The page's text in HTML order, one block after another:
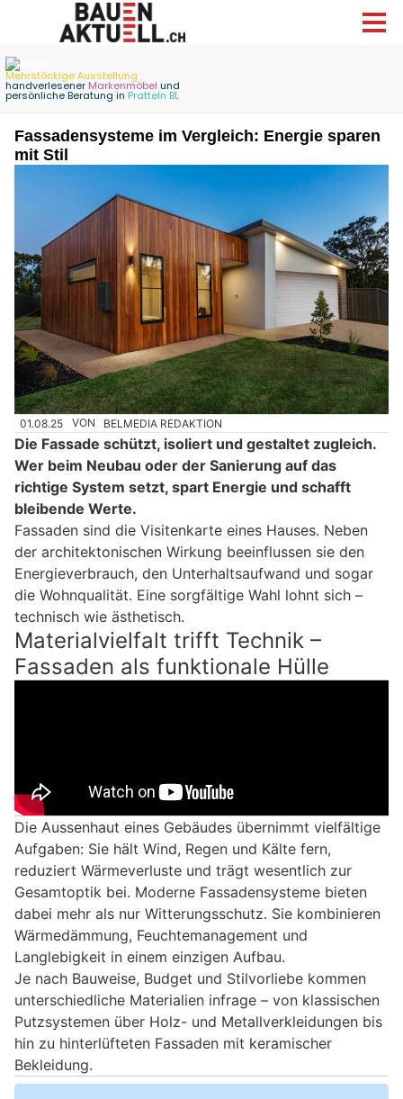
Fassadensysteme im Vergleich: Energie sparen
mit Stil
01.08.25 VON BELMEDIA REDAKTION
Die Fassade schützt, isoliert und gestaltet zugleich.
Wer beim Neubau oder der Sanierung auf das
richtige System setzt, spart Energie und schafft
bleibende Werte.
Fassaden sind die Visitenkarte eines Hauses. Neben
der architektonischen Wirkung beeinflussen sie den
Energieverbrauch, den Unterhaltsaufwand und sogar
die Wohnqualität. Eine sorgfältige Wahl lohnt sich –
technisch wie ästhetisch.
Materialvielfalt trifft Technik –
Fassaden als funktionale Hülle
Die Aussenhaut eines Gebäudes übernimmt vielfältige
Aufgaben: Sie hält Wind, Regen und Kälte fern,
reduziert Wärmeverluste und trägt wesentlich zur
Gesamtoptik bei. Moderne Fassadensysteme bieten
dabei mehr als nur Witterungsschutz. Sie kombinieren
Wärmedämmung, Feuchtemanagement und
Langlebigkeit in einem einzigen Aufbau.
Je nach Bauweise, Budget und Stilvorliebe kommen
unterschiedliche Materialien infrage – von klassischen
Putzsystemen über Holz- und Metallverkleidungen bis
hin zu hinterlüfteten Fassaden mit keramischer
Bekleidung.